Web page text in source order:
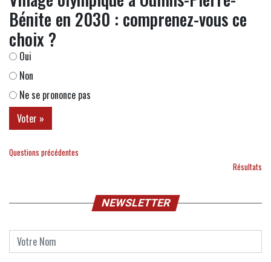
Bénite en 2030 : comprenez-vous ce
choix ?
Oui
Non
Ne se prononce pas
Questions précédentes
Résultats
NEWSLETTER